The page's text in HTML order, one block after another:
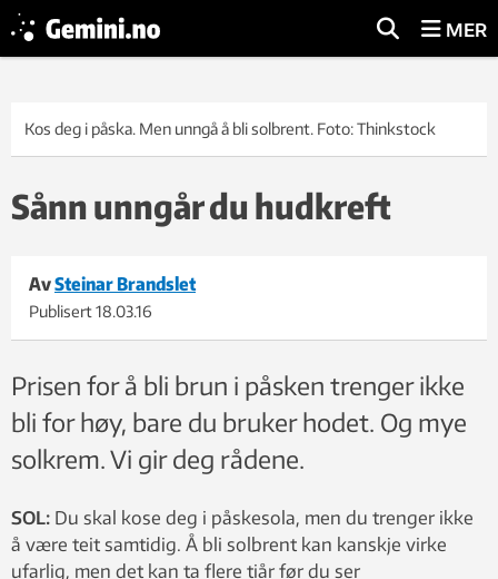
MER
Kos deg i påska. Men unngå å bli solbrent. Foto: Thinkstock
Sånn unngår du hudkreft
AvSteinar Brandslet
Publisert18.03.16
Prisen for å bli brun i påsken trenger ikke
bli for høy, bare du bruker hodet. Og mye
solkrem. Vi gir deg rådene.
SOL: Du skal kose deg i påskesola, men du trenger ikke
å være teit samtidig. Å bli solbrent kan kanskje virke
ufarlig, men det kan ta flere tiår før du ser